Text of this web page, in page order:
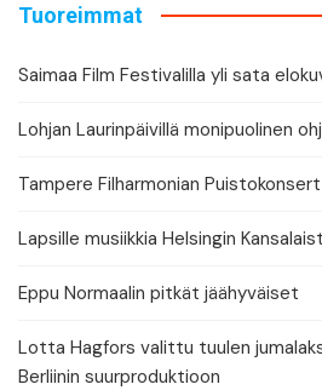
Tuoreimmat
Saimaa Film Festivalilla yli sata
Lohjan Laurinpäivillä monipuolinen
Tampere Filharmonian
Lapsille musiikkia Helsingin
Eppu Normaalin pitkät jäähyväiset
Lotta Hagfors valittu tuulen
Berliinin suurproduktioon